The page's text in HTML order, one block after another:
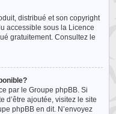
distribué et son copyright
accessible sous la Licence
gratuitement. Consultez le
par le Groupe phpBB. Si
d’être ajoutée, visitez le site
phpBB en dit. N’envoyez